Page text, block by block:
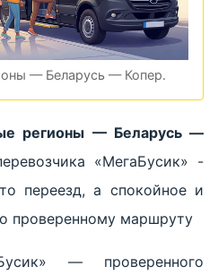
— Беларусь — Копер.
регионы — Беларусь —
«МегаБусик» -
переезд, а спокойное и
проверенному маршруту
— проверенного